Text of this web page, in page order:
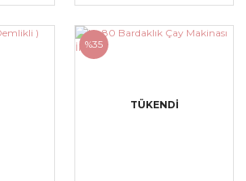
%35
TÜKENDİ